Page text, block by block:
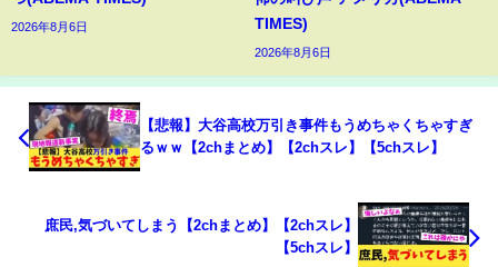
2026年8月6日
TIMES)
2026年8月6日
【悲報】大谷高校万引き事件もうめちゃくちゃすぎ
るｗｗ【2chまとめ】【2chスレ】【5chスレ】
庶民,気づいてしまう【2chまとめ】【2chスレ】
【5chスレ】